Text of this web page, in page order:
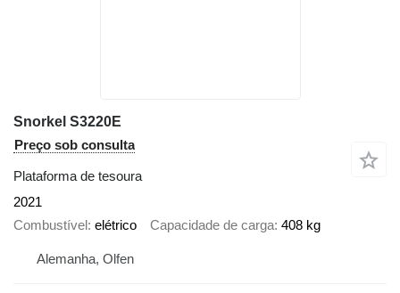
Snorkel S3220E
Preço sob consulta
Plataforma de tesoura
2021
Combustível elétrico Capacidade de carga 408 kg
Alemanha, Olfen